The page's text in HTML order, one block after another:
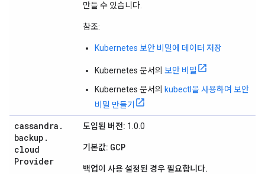
만들 수 있습니다.
참조:
Kubernetes 보안 비밀에 데이터 저장
Kubernetes 문서의 보안 비밀
Kubernetes 문서의 kubectl을 사용하여 보안
비밀 만들기
cassandra .
backup .
cloud
Provider
도입된 버전: 1.0.0
기본값: GCP
백업이 사용 설정된 경우 필요합니다.